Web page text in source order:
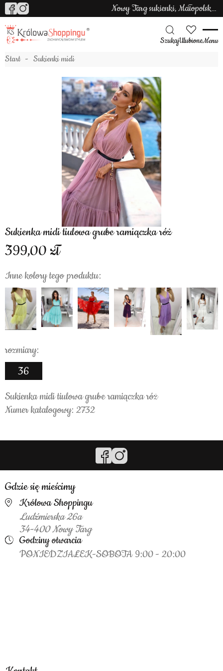
Nowy Targ sukienki, Małopolska sukienki
SzukajUlubioneMenu
Start Sukienki midi
Sukienka midi tiulowa grube ramiączka róż
399,00
Inne kolory tego produktu:
rozmiary:
36
Sukienka midi tiulowa grube ramiączka róż
Numer katalogowy: 2732
Gdzie się mieścimy
Królowa Shoppingu
Ludźmierska 26a
34-400 Nowy Targ
Godziny otwarcia
PONIEDZIAŁEK-SOBOTA 9:00 - 20:00